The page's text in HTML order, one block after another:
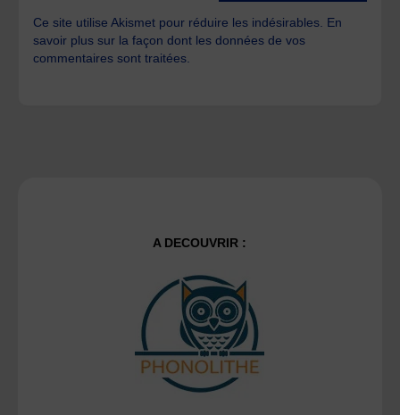
Ce site utilise Akismet pour réduire les indésirables. En
savoir plus sur la façon dont les données de vos
commentaires sont traitées
A DECOUVRIR :